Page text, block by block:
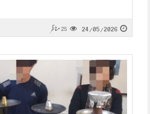
24/05/2026
25 مناظر